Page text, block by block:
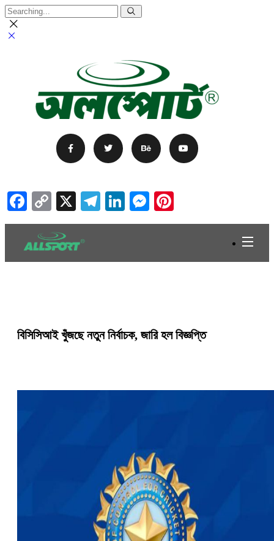
Facebook
Copy
Link
X Telegram
LinkedIn
Messenger
বিসিসিআই খুঁজছে নতুন নির্বাচক, জারি হল বিজ্ঞপ্তি